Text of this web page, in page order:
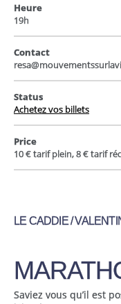
Heure
19h
Contact
Status
Achetez vos billets
Price
10 € tarif plein, 8 € tarif
LE CADDIE /
Saviez vous qu’il est